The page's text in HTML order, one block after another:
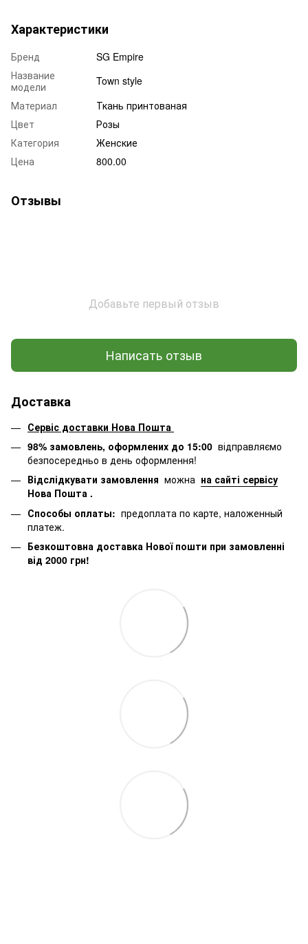
Характеристики
Бренд
SG Empire
Название
модели
Town style
Материал
Ткань принтованая
Цвет
Розы
Категория
Женские
Цена
800.00
Отзывы
Добавьте первый отзыв
Написать отзыв
Доставка
Сервіс доставки Нова Пошта
98% замовлень, оформлених до 15:00 відправляємо
безпосередньо в день оформлення!
Відслідкувати замовлення можна на сайті сервісу
Нова Пошта .
Способы оплаты: предоплата по карте, наложенный
платеж.
Безкоштовна доставка Нової пошти при замовленні
від 2000 грн!